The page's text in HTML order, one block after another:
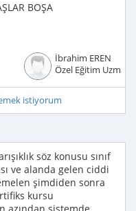
BOŞA
İbrahim EREN
Özel Eğitim Uzmanı
istiyorum
söz konusu sınıf
ve alanda gelen ciddi
şimdiden sonra
kursu